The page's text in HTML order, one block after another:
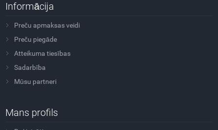
Informācija
Preču apmaksas veidi
Preču piegāde
Atteikuma tiesības
Sadarbība
Mūsu partneri
Mans profils